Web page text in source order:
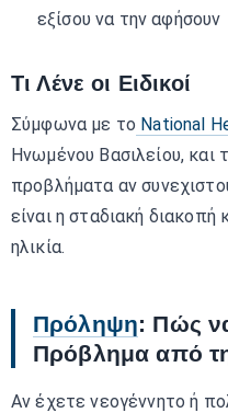
εξίσου να την αφήσουν
Τι Λένε οι Ειδικοί
Σύμφωνα με το National
Ηνωμένου Βασιλείου, και
προβλήματα αν
είναι η σταδιακή
ηλικία.
Πρόληψη: Πώς
Πρόβλημα από
Αν έχετε νεογέννητο ή